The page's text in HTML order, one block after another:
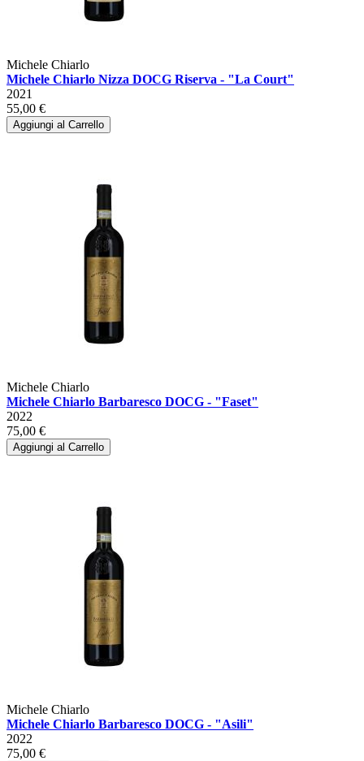
Michele Chiarlo
Michele Chiarlo Nizza DOCG Riserva - "La Court"
2021
55,00 €
Aggiungi al Carrello
Michele Chiarlo
Michele Chiarlo Barbaresco DOCG - "Faset"
2022
75,00 €
Aggiungi al Carrello
Michele Chiarlo
Michele Chiarlo Barbaresco DOCG - "Asili"
2022
75,00 €